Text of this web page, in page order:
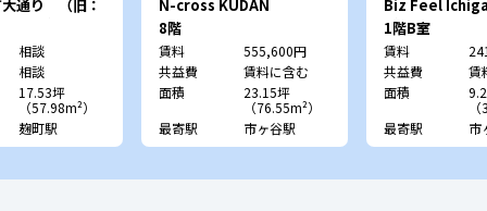
通り （旧：
相談
相談
17.53坪
（57.98m²）
麹町駅
N-cross KUDAN
8階
賃料
555,600円
共益費
賃料に含む
面積
23.15坪
（76.55m²）
最寄駅
市ヶ谷駅
Biz Feel
（旧：ツボヤビ
1階B室
賃料
共益費
賃
面積
最寄駅
市